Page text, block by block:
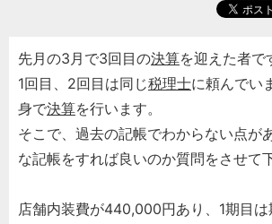
先月の3月で3回目の決算を迎えた者で
1回目、2回目は同じ税理士に頼んでい
身で決算を行います。
そこで、過去の記帳でわからない点が
な記帳をすれば良いのか質問をさせて
店舗内装費が440,000円あり、1期目